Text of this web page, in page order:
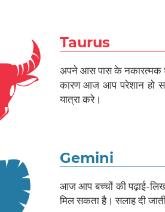
Taurus
अपने आस पास के नकारत्मक
कारण आज आप परेशान हो
यात्रा करे।
Gemini
आज आप बच्चों की पढ़ाई-
मिल सकता है। सलाह दी